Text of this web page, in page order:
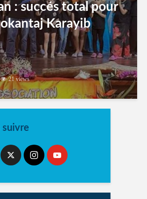
: succés total pour
Karayib
21 views
suivre